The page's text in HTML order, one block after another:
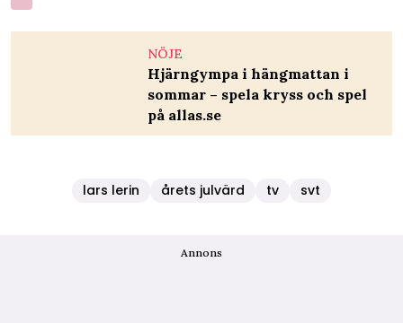
NÖJE
Hjärngympa i hängmattan i
sommar – spela kryss och spel
på allas.se
lars lerin årets julvärd tv svt
Annons